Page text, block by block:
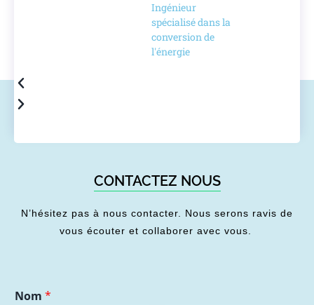
Ingénieur
spécialisé dans la
conversion de
l'énergie
CONTACTEZ NOUS
N’hésitez pas à nous contacter. Nous serons ravis de
vous écouter et collaborer avec vous.
Nom *